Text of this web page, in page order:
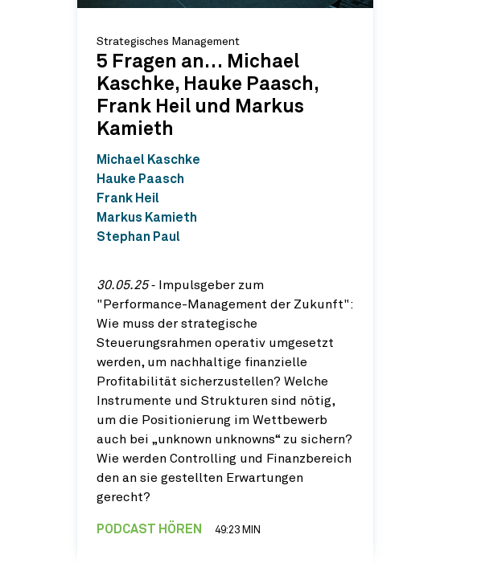
Strategisches Management
5 Fragen an… Michael
Kaschke, Hauke Paasch,
Frank Heil und Markus
Kamieth
Michael Kaschke
Hauke Paasch
Frank Heil
Markus Kamieth
Stephan Paul
30.05.25‐ Impulsgeber zum
"Performance-Management der Zukunft":
Wie muss der strategische
Steuerungsrahmen operativ umgesetzt
werden, um nachhaltige finanzielle
Profitabilität sicherzustellen? Welche
Instrumente und Strukturen sind nötig,
um die Positionierung im Wettbewerb
auch bei „unknown unknowns“ zu sichern?
Wie werden Controlling und Finanzbereich
den an sie gestellten Erwartungen
gerecht?
PODCAST HÖREN 49:23 MIN